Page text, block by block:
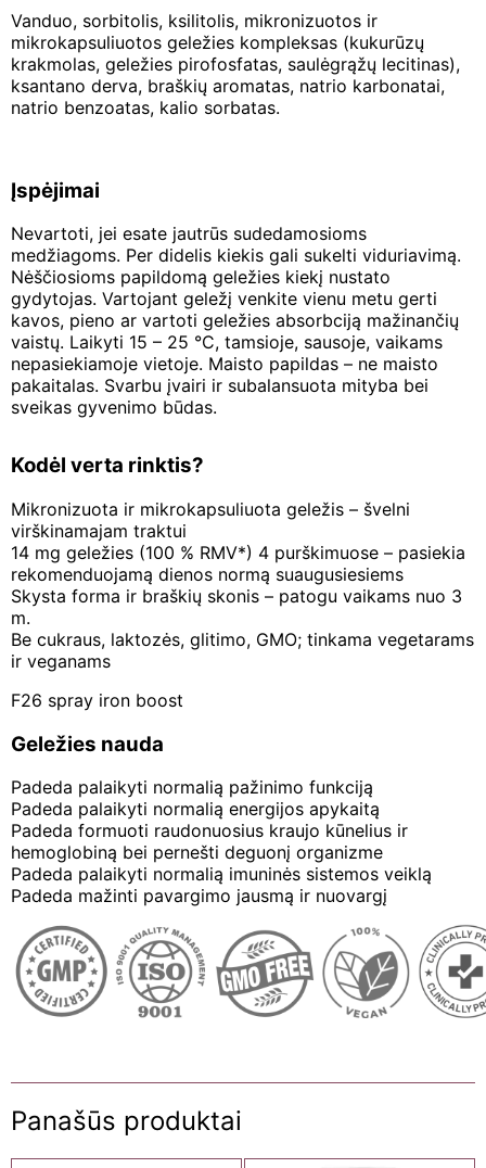
Vanduo, sorbitolis, ksilitolis, mikronizuotos ir
mikrokapsuliuotos geležies kompleksas (kukurūzų
krakmolas, geležies pirofosfatas, saulėgrąžų lecitinas),
ksantano derva, braškių aromatas, natrio karbonatai,
natrio benzoatas, kalio sorbatas.
Įspėjimai
Nevartoti, jei esate jautrūs sudedamosioms
medžiagoms. Per didelis kiekis gali sukelti viduriavimą.
Nėščiosioms papildomą geležies kiekį nustato
gydytojas. Vartojant geležį venkite vienu metu gerti
kavos, pieno ar vartoti geležies absorbciją mažinančių
vaistų. Laikyti 15 – 25 °C, tamsioje, sausoje, vaikams
nepasiekiamoje vietoje. Maisto papildas – ne maisto
pakaitalas. Svarbu įvairi ir subalansuota mityba bei
sveikas gyvenimo būdas.
Kodėl verta rinktis?
Mikronizuota ir mikrokapsuliuota geležis – švelni
virškinamajam traktui
14 mg geležies (100 % RMV*) 4 purškimuose – pasiekia
rekomenduojamą dienos normą suaugusiesiems
Skysta forma ir braškių skonis – patogu vaikams nuo 3
m.
Be cukraus, laktozės, glitimo, GMO; tinkama vegetarams
ir veganams
F26 spray iron boost
Geležies nauda
Padeda palaikyti normalią pažinimo funkciją
Padeda palaikyti normalią energijos apykaitą
Padeda formuoti raudonuosius kraujo kūnelius ir
hemoglobiną bei pernešti deguonį organizme
Padeda palaikyti normalią imuninės sistemos veiklą
Padeda mažinti pavargimo jausmą ir nuovargį
Panašūs produktai